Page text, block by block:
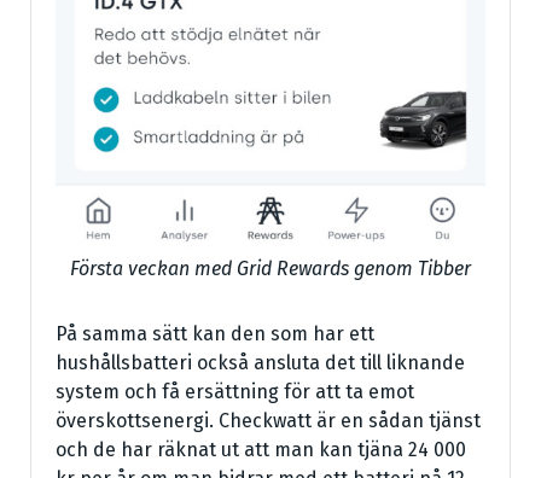
Första veckan med Grid Rewards genom Tibber
På samma sätt kan den som har ett
hushållsbatteri också ansluta det till liknande
system och få ersättning för att ta emot
överskottsenergi. Checkwatt är en sådan tjänst
och de har räknat ut att man kan tjäna 24 000